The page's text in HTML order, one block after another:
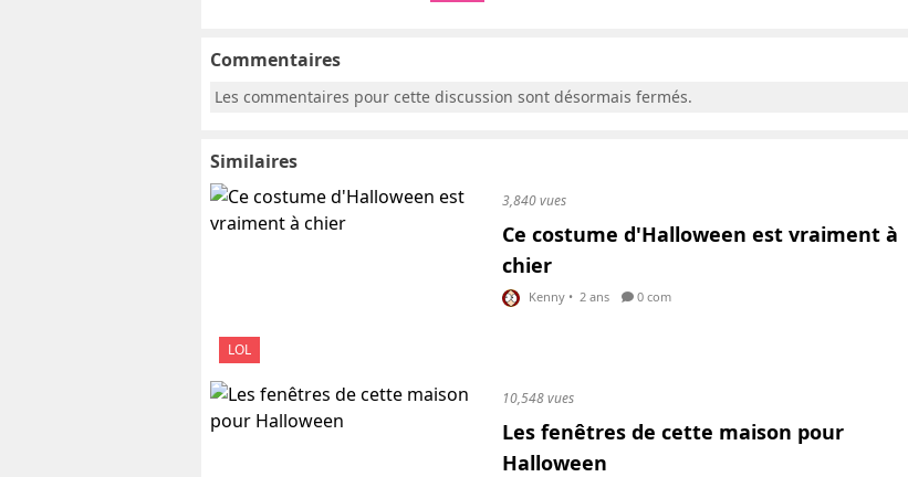
Commentaires
Les commentaires pour cette discussion sont désormais fermés.
Similaires
LOL
3,840 vues
Ce costume d'Halloween est vraiment à
chier
Kenny • 2 ans 0 com
10,548 vues
Les fenêtres de cette maison pour
Halloween